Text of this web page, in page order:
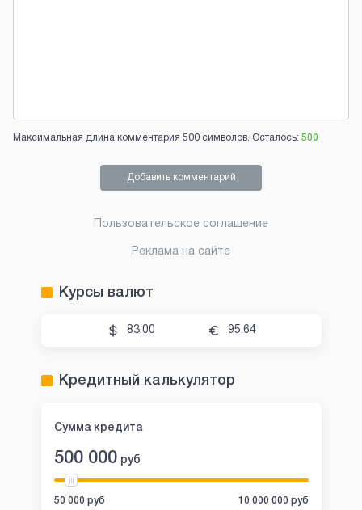
Максимальная длина комментария 500 символов. Осталось: 500
Добавить комментарий
Пользовательское соглашение
Реклама на сайте
Курсы валют
83.00 95.64
Кредитный калькулятор
Сумма кредита
500 000 руб
50 000 руб 10 000 000 руб